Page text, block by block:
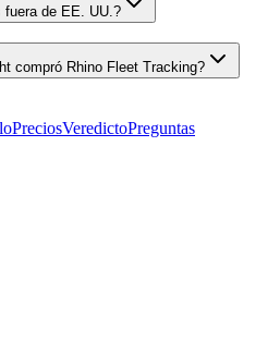
de EE. UU.?
compró Rhino Fleet Tracking?
PreciosVeredictoPreguntas